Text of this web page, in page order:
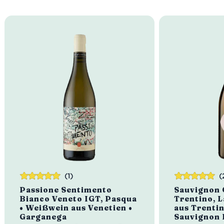
Passione Sentimento
Bianco Veneto IGT, Pasqua
• Weißwein aus Venetien •
Garganega
(1)
Bewertet
mit5.00von
5
Sauvignon
Trentino,
aus
Sauvignon
Bewertet
mit5.00von
5